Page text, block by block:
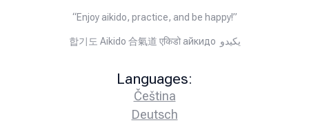
“Enjoy aikido, practice, and be happy!”
합기도 Aikido 合氣道 एकिडो айкидо يكيدو
Languages:
Čeština
Deutsch